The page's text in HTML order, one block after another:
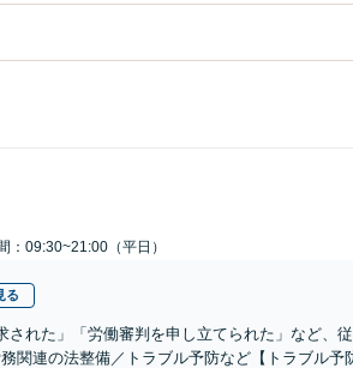
：09:30~21:00（平日）
る
された」「労働審判を申し立てられた」など、
関連の法整備／トラブル予防など【トラブル予